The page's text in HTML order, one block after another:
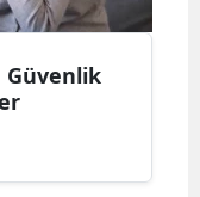
Bolu
Burdur
Bursa
Güvenlik